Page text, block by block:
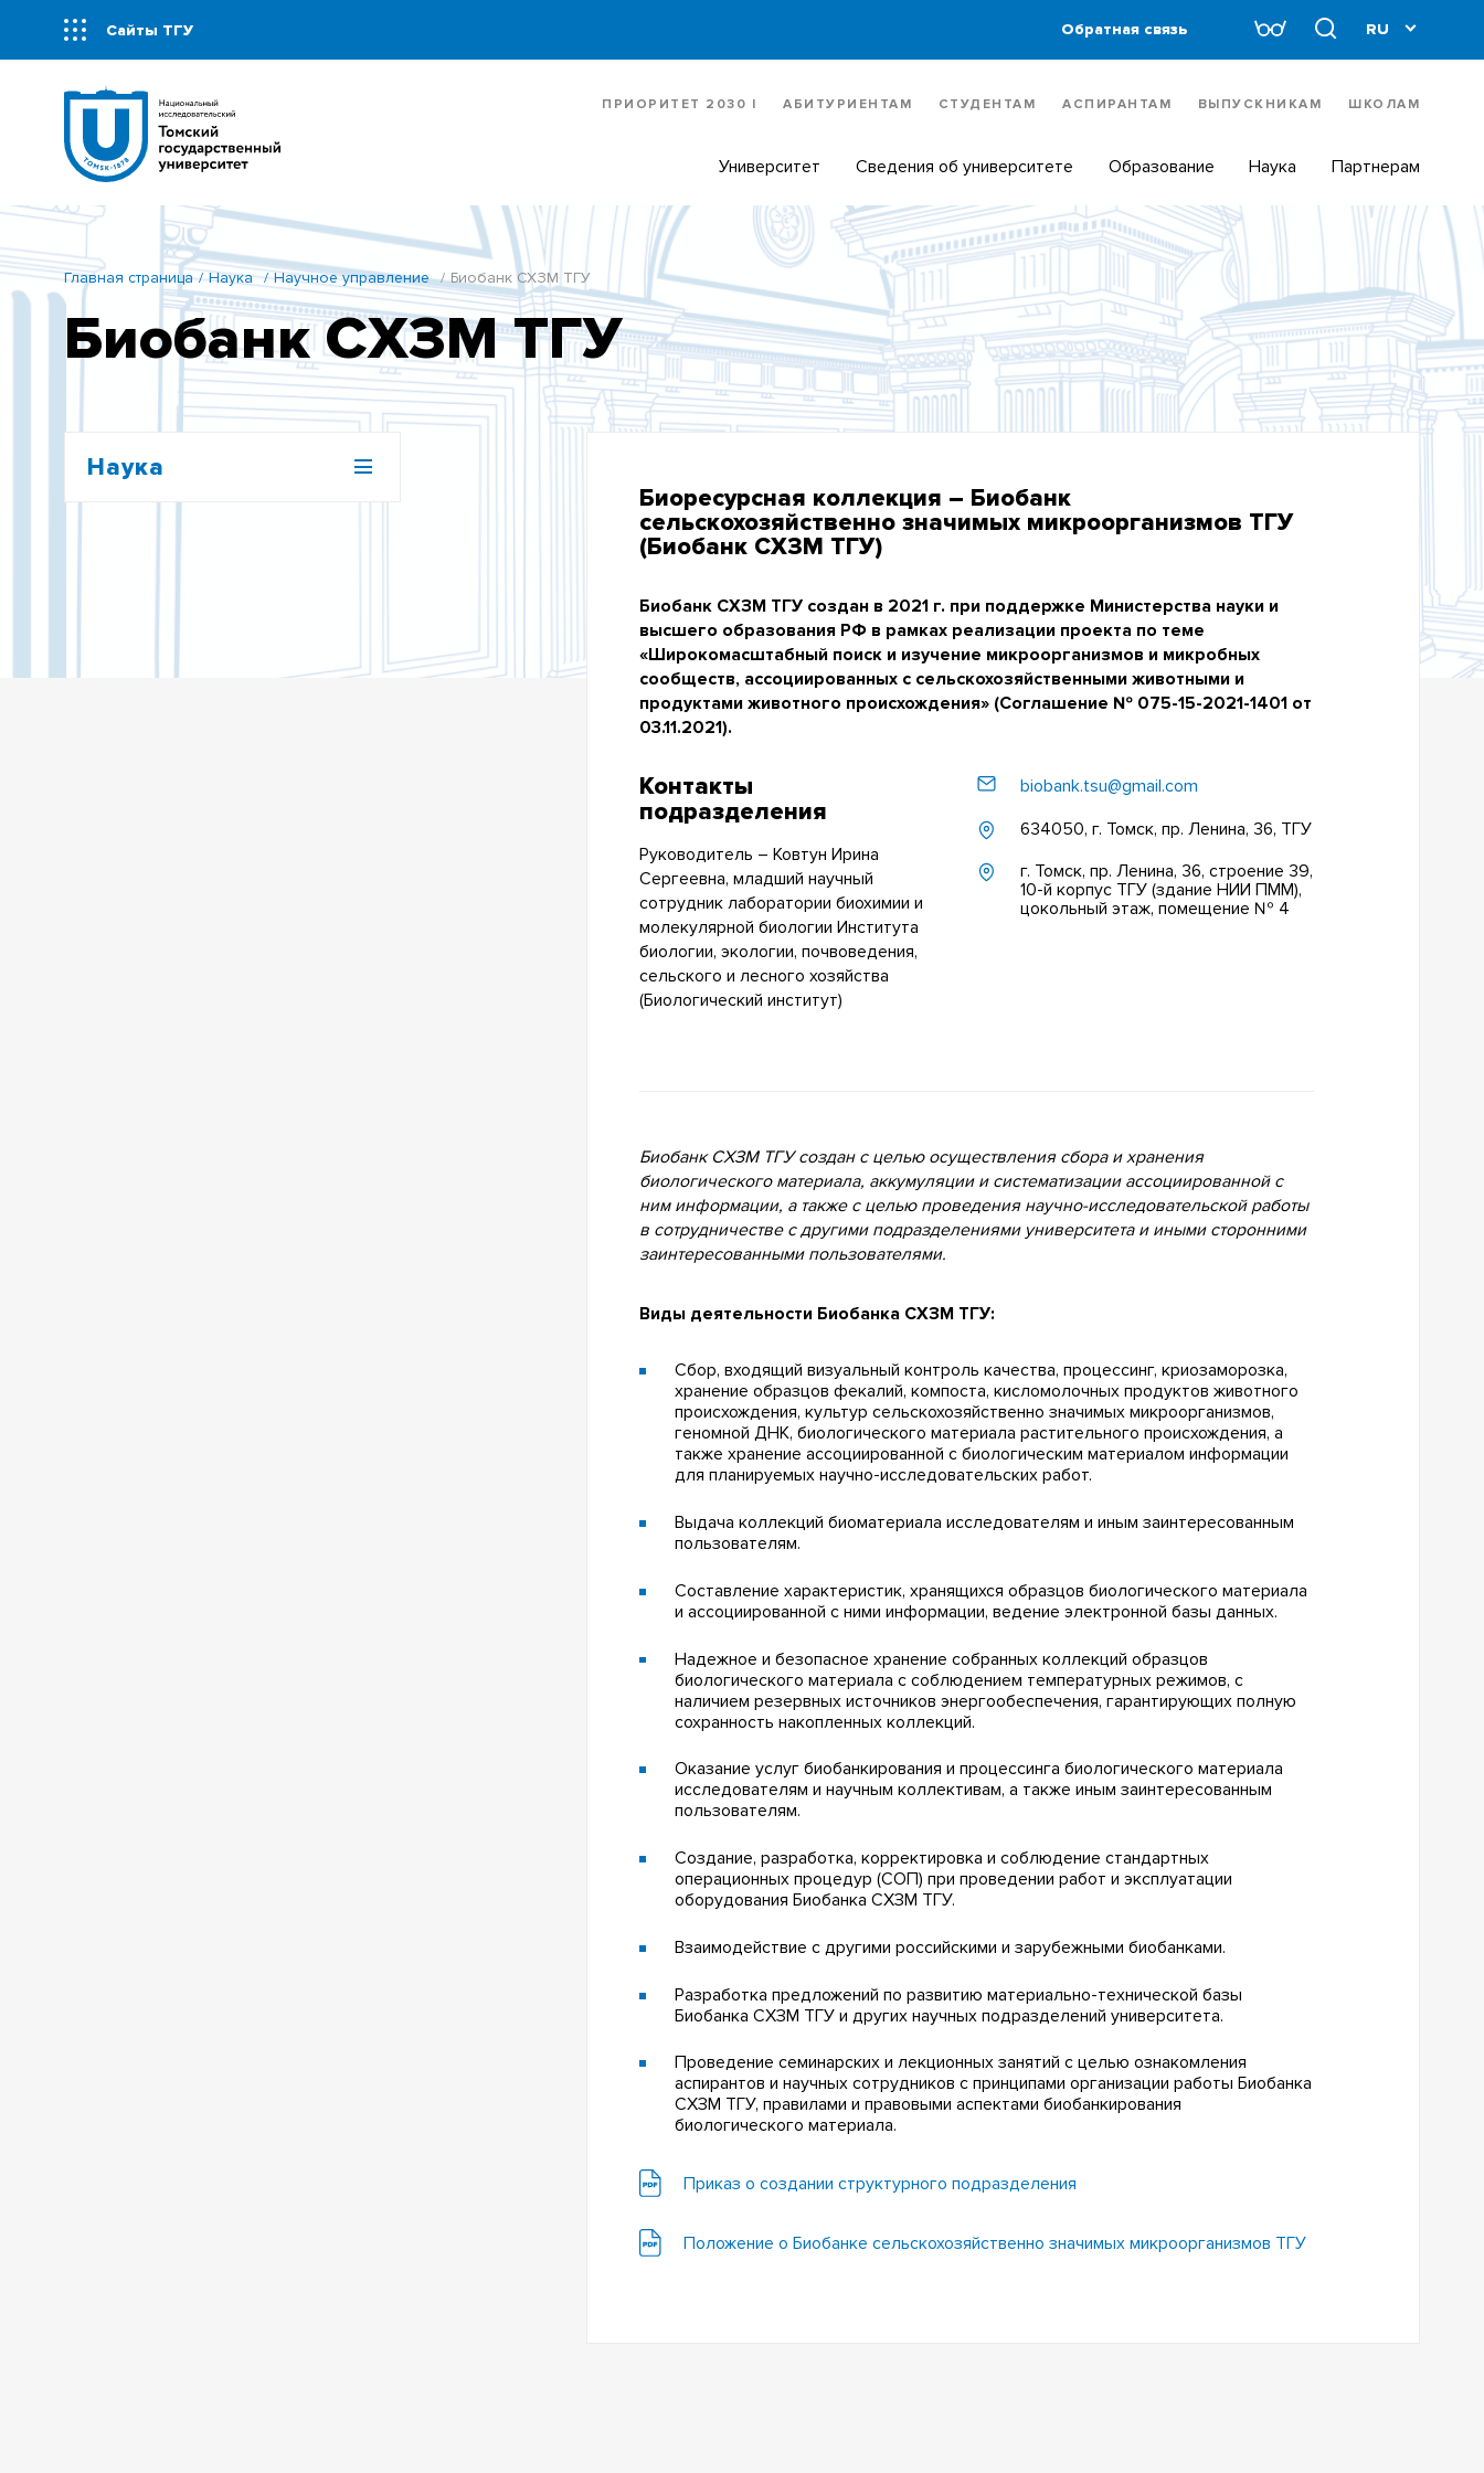
Сайты ТГУ Обратная связь
ПРИОРИТЕТ 2030 | АБИТУРИЕНТАМ СТУДЕНТАМ АСПИРАНТАМ ВЫПУСКНИКАМ ШКОЛАМ
Университет Сведения об университете Образование Наука Партнерам
Главная страница Наука Научное управление Биобанк СХЗМ ТГУ
Биобанк СХЗМ ТГУ
Наука
Биоресурсная коллекция – Биобанк
сельскохозяйственно значимых микроорганизмов ТГУ
(Биобанк СХЗМ ТГУ)
Биобанк СХЗМ ТГУ создан в 2021 г. при поддержке Министерства науки и
высшего образования РФ в рамках реализации проекта по теме
«Широкомасштабный поиск и изучение микроорганизмов и микробных
сообществ, ассоциированных с сельскохозяйственными животными и
продуктами животного происхождения» (Соглашение № 075-15-2021-1401 от
03.11.2021).
Контакты
подразделения
Руководитель – Ковтун Ирина
Сергеевна, младший научный
сотрудник лаборатории биохимии и
молекулярной биологии Института
биологии, экологии, почвоведения,
сельского и лесного хозяйства
(Биологический институт)
biobank.tsu@gmail.com
634050, г. Томск, пр. Ленина, 36, ТГУ
г. Томск, пр. Ленина, 36, строение 39,
10-й корпус ТГУ (здание НИИ ПММ),
цокольный этаж, помещение № 4
Биобанк СХЗМ ТГУ создан с целью осуществления сбора и хранения
биологического материала, аккумуляции и систематизации ассоциированной с
ним информации, а также с целью проведения научно-исследовательской работы
в сотрудничестве с другими подразделениями университета и иными сторонними
заинтересованными пользователями.
Виды деятельности Биобанка СХЗМ ТГУ:
Сбор, входящий визуальный контроль качества, процессинг, криозаморозка,
хранение образцов фекалий, компоста, кисломолочных продуктов животного
происхождения, культур сельскохозяйственно значимых микроорганизмов,
геномной ДНК, биологического материала растительного происхождения, а
также хранение ассоциированной с биологическим материалом информации
для планируемых научно-исследовательских работ.
Выдача коллекций биоматериала исследователям и иным заинтересованным
пользователям.
Составление характеристик, хранящихся образцов биологического материала
и ассоциированной с ними информации, ведение электронной базы данных.
Надежное и безопасное хранение собранных коллекций образцов
биологического материала с соблюдением температурных режимов, с
наличием резервных источников энергообеспечения, гарантирующих полную
сохранность накопленных коллекций.
Оказание услуг биобанкирования и процессинга биологического материала
исследователям и научным коллективам, а также иным заинтересованным
пользователям.
Создание, разработка, корректировка и соблюдение стандартных
операционных процедур (СОП) при проведении работ и эксплуатации
оборудования Биобанка СХЗМ ТГУ.
Взаимодействие с другими российскими и зарубежными биобанками.
Разработка предложений по развитию материально-технической базы
Биобанка СХЗМ ТГУ и других научных подразделений университета.
Проведение семинарских и лекционных занятий с целью ознакомления
аспирантов и научных сотрудников с принципами организации работы Биобанка
СХЗМ ТГУ, правилами и правовыми аспектами биобанкирования
биологического материала.
Приказ о создании структурного подразделения
Положение о Биобанке сельскохозяйственно значимых микроорганизмов ТГУ